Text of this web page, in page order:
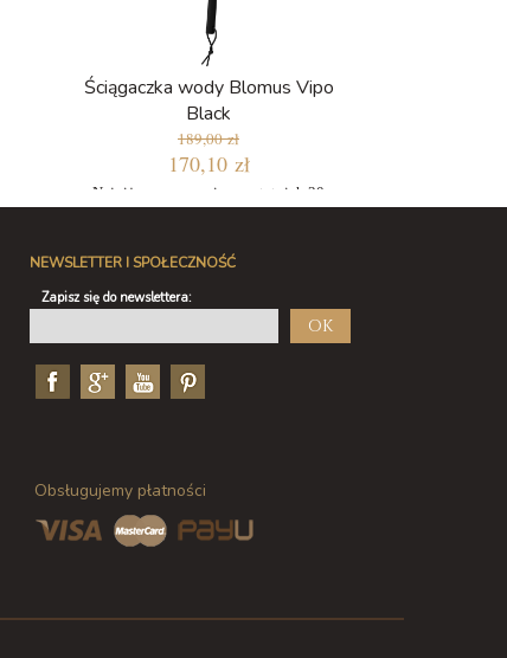
Ściągaczka wody Blomus Vipo
Black
189,00 zł
170,10 zł
Najniższa cena w ciągu ostatnich 30
dni: 160,65 zł
NEWSLETTER I SPOŁECZNOŚĆ
Zapisz się do newslettera:
OK
Obsługujemy płatności